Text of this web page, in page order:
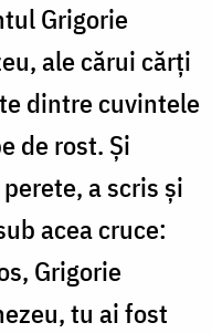
Grigorie
ale cărui cărți
dintre cuvintele
de rost. Și
a scris și
acea cruce:
Grigorie
tu ai fost